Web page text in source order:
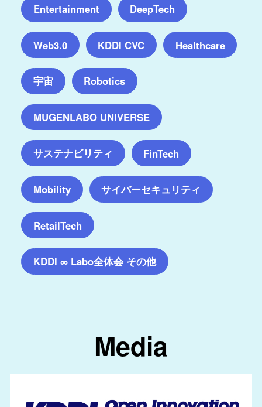
Entertainment DeepTech
Web3.0 KDDI CVC Healthcare
宇宙 Robotics
MUGENLABO UNIVERSE
サステナビリティ FinTech
Mobility サイバーセキュリティ
RetailTech
KDDI ∞ Labo全体会 その他
Media